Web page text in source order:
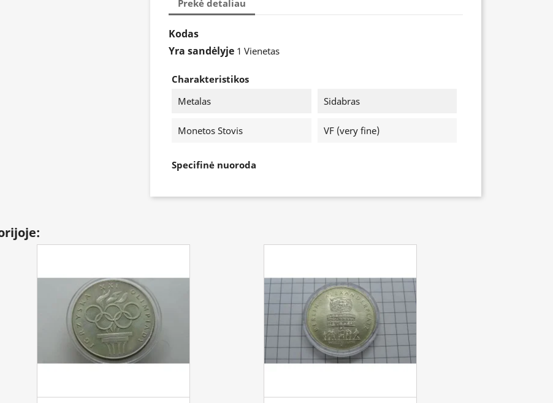
Prekė detaliau
Kodas
Yra sandėlyje 1 Vienetas
Charakteristikos
Metalas
Sidabras
Monetos Stovis VF (very fine)
Specifinė nuoroda